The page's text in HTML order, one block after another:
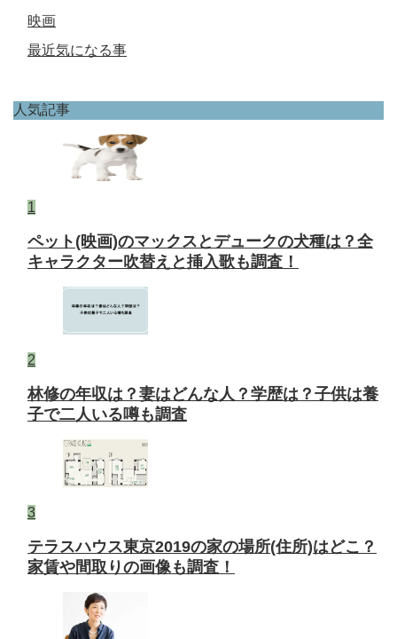
映画
最近気になる事
人気記事
1
ペット(映画)のマックスとデュークの犬種は？全
キャラクター吹替えと挿入歌も調査！
2
林修の年収は？妻はどんな人？学歴は？子供は養
子で二人いる噂も調査
3
テラスハウス東京2019の家の場所(住所)はどこ？
家賃や間取りの画像も調査！